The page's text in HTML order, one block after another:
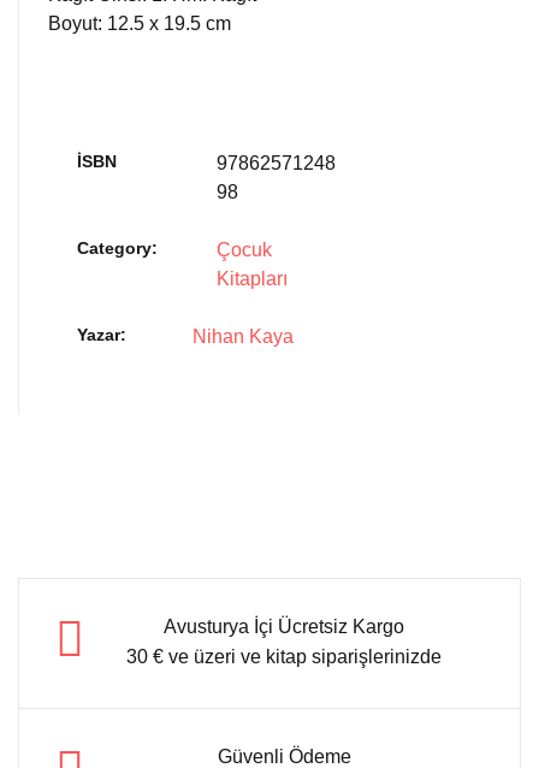
Boyut: 12.5 x 19.5 cm
İSBN
97862571248
98
Category:
Çocuk
Kitapları
Yazar Nihan Kaya
Avusturya İçi Ücretsiz Kargo
30 € ve üzeri ve kitap siparişlerinizde
Güvenli Ödeme